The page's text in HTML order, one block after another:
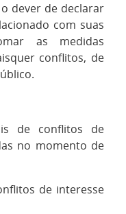
dever de declarar
com suas
as medidas
conflitos, de
de conflitos de
no momento de
de interesse